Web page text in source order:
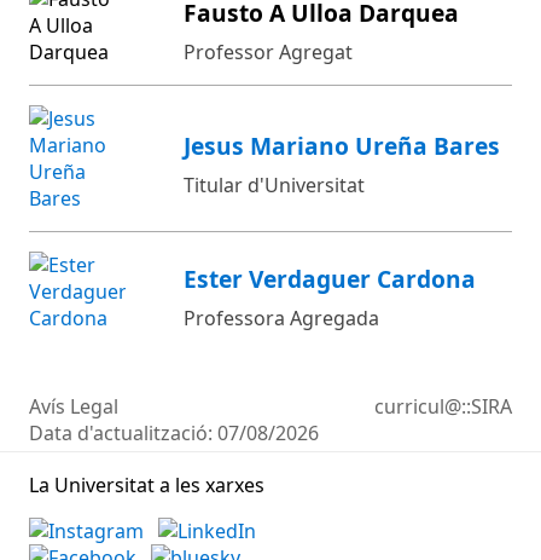
Fausto A Ulloa Darquea
Professor Agregat
Jesus Mariano Ureña Bares
Titular d'Universitat
Ester Verdaguer Cardona
Professora Agregada
Avís Legal
curricul@::SIRA
Data d'actualització: 07/08/2026
La Universitat a les xarxes